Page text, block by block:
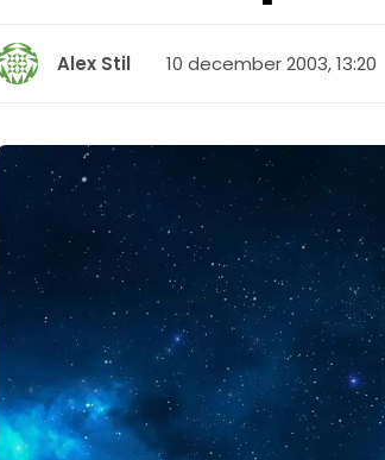
Alex Stil 10 december 2003, 13:20